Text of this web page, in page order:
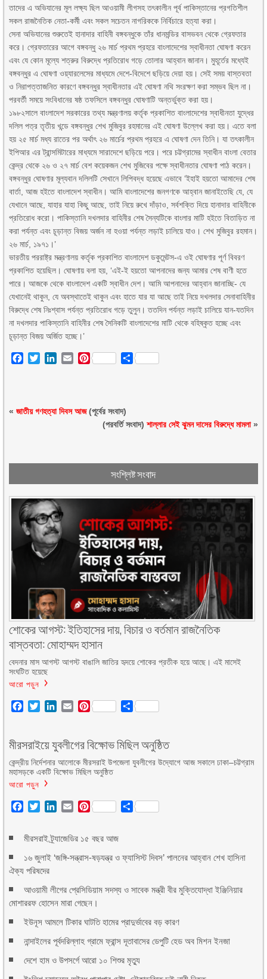
তাদের এ অভিযানের মূল লক্ষ্য ছিল আওয়ামী লীগসহ তৎকালীন পূর্ব পাকিস্তানের প্রগতিশীল
সকল রাজনৈতিক নেতা-কর্মী এবং সকল সচেতন নাগরিককে নির্বিচারে হত্যা করা।
সেনা অভিযানের শুরুতেই হানাদার বাহিনী বঙ্গবন্ধুকে তাঁর ধানমন্ডির বাসভবন থেকে গ্রেফতার
করে। গ্রেফতারের আগে বঙ্গবন্ধু ২৬ মার্চ প্রথম প্রহরে বাংলাদেশের স্বাধীনতা ঘোষণা করেন
এবং যে কোন মূল্যে শত্রুর বিরুদ্ধে প্রতিরোধ গড়ে তোলার আহ্বান জানান। মুহূর্তের মধ্যেই
বঙ্গবন্ধুর এ ঘোষণা ওয়্যারলেসের মাধ্যমে দেশে-বিদেশে ছড়িয়ে দেয়া হয়। সেই সময় বাস্তবতা
ও নিরাপত্তাজনিত কারণে বঙ্গবন্ধুর স্বাধীনতার এই ঘোষণা নথি সংরক্ষণ করা সম্ভব ছিল না।
পরবর্তী সময়ে সংবিধানের ষষ্ঠ তফসিলে বঙ্গবন্ধুর ঘোষণাটি অন্তর্ভুক্ত করা হয়।
১৯৮২সালে বাংলাদেশ সরকারের তথ্য মন্ত্রণালয় কর্তৃক প্রকাশিত বাংলাদেশের স্বাধীনতা যুদ্ধের
দলিল পত্র তৃতীয় খন্ডে বঙ্গবন্ধুর শেখ মুজিবুর রহমানের এই ঘোষণা উল্লেখ করা হয়। এতে বলা
হয় ২৫ মার্চ মধ্য রাতের পর অর্থাৎ ২৬ মার্চের প্রথম প্রহরে এ ঘোষণা দেন তিনি। যা তৎকালীন
ইপিআর এর ট্রান্সমিটারের মাধ্যমে সারাদেশে ছড়িয়ে পরে। পরে চট্টগ্রামের স্বাধীন বাংলা বেতার
কেন্দ্র থেকে ২৬ ও ২৭ মার্চ বেশ কয়েকজন শেখ মুজিবের পক্ষে স্বাধীনতার ঘোষণা পাঠ করেন।
বঙ্গবন্ধুর ঘোষণার মূল্যবান দলিলটি সেখানে লিপিবদ্ধ হয়েছে এভাবে ‘ইহাই হয়তো আমাদের শেষ
বার্তা, আজ হইতে বাংলাদেশ স্বাধীন। আমি বাংলাদেশের জনগণকে আহ্বান জানাইতেছি যে, যে
যেখানে আছে, যাহার যাহা কিছু আছে, তাই নিয়ে রুখে দাঁড়াও, সর্বশক্তি দিয়ে হানাদার বাহিনীকে
প্রতিরোধ করো। পাকিস্তানি দখলদার বাহিনীর শেষ সৈন্যটিকে বাংলার মাটি হইতে বিতাড়িত না
করা পর্যন্ত এবং চূড়ান্ত বিজয় অর্জন না হওয়া পর্যন্ত লড়াই চালিয়ে যাও। শেখ মুজিবুর রহমান।
২৬ মার্চ, ১৯৭১।’
ভারতীয় পররাষ্ট্র মন্ত্রণালয় কর্তৃক প্রকাশিত বাংলাদেশ ডকুমেন্টস-এ ওই ঘোষণার পূর্ণ বিবরণ
প্রকাশিত হয়েছিল। ঘোষণায় বলা হয়, ‘এই-ই হয়তো আপনাদের জন্য আমার শেষ বাণী হতে
পারে। আজকে থেকে বাংলাদেশ একটি স্বাধীন দেশ। আমি আপনাদের আহ্বান জানাচ্ছি- যে
যেখানেই থাকুন, যে অবস্থাতেই থাকুন এবং হাতে যার যা আছে তাই নিয়ে দখলদার সেনাবাহিনীর
বিরুদ্ধে শেষ নিঃশ্বাস পর্যন্ত প্রতিরোধ গড়ে তুলুন। ততদিন পর্যন্ত লড়াই চালিয়ে যান-যতদিন
না দখলদার পাকিস্তানি বাহিনীর শেষ সৈনিকটি বাংলাদেশের মাটি থেকে বহিষ্কৃত হচ্ছে এবং
চূড়ান্ত বিজয় অর্জিত হচ্ছে।’
Facebook
TwitterLinkedIn
EmailPinterest Share
«জাতীয় গণহত্যা দিবস আজ(পূর্বের সংবাদ)
(পরবর্তি সংবাদ) শাল্লার সেই ঝুমন দাসের বিরুদ্ধে মামলা»
সংশ্লিষ্ট সংবাদ
শোকের আগস্ট: ইতিহাসের দায়, বিচার ও বর্তমান রাজনৈতিক
বাস্তবতা: মোহাম্মদ হাসান
বেদনার মাস আগস্ট আগস্ট বাঙালি জাতির হৃদয়ে শোকের প্রতীক হয়ে আছে। এই মাসেই
সংঘটিত হয়েছে
আরো পড়ুন
Facebook
TwitterLinkedIn
EmailPinterest Share
মীরসরাইয়ে যুবলীগের বিক্ষোভ মিছিল অনুষ্ঠিত
কেন্দ্রীয় নির্দেশনার আলোকে মীরসরাই উপজেলা যুবলীগের উদ্যোগে আজ সকালে ঢাকা–চট্টগ্রাম
মহাসড়কে একটি বিক্ষোভ মিছিল অনুষ্ঠিত
আরো পড়ুন
Facebook
TwitterLinkedIn
EmailPinterest Share
মীরসরাই ট্র্যাজেডির ১৫ বছর আজ
১৬ জুলাই ‘জঙ্গি-সন্ত্রাস-ষড়যন্ত্র ও ফ্যাসিস্ট দিবস’ পালনের আহ্বান শেখ হাসিনা
ঐক্য পরিষদের
আওয়ামী লীগের প্রেসিডিয়াম সদস্য ও সাবেক মন্ত্রী বীর মুক্তিযোদ্ধা ইঞ্জিনিয়ার
মোশাররফ হোসেন মারা গেছেন।
ইউনূস আমলে টিকার ঘাটতি হামের প্রাদুর্ভাবের বড় কারণ
নান্দাইলের পূর্বদরিল্লাহ গ্রামে ফ্রান্স দূতাবাসের ডেপুটি হেড অব মিশন ইনজা
দেশে হাম ও উপসর্গে আরো ১০ শিশুর মৃত্যু